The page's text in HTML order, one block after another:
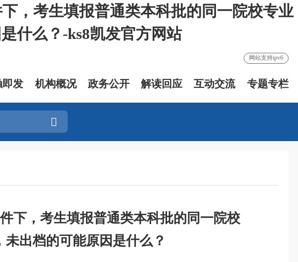
，考生填报普通类本科批的同一院校专业
什么？-ks8凯发官方网站
网站支持ipv6
即发 机构概况 政务公开 解读回应 互动交流 专题专栏
下，考生填报普通类本科批的同一院校
出档的可能原因是什么？